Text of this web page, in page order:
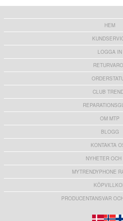
HEM
LOGGA IN
CLUB
OM MTP
BLOGG
KONTAKTA
NYHETER OCH
MYTRENDYPHONE
PRODUCENTANSVAR